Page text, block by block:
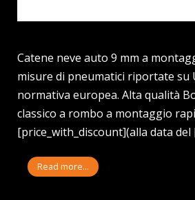
Catene neve auto 9 mm a
misure di pneumatici riportate su
normativa europea. Alta qualità
classico a rombo a montaggio
[price_with_discount](alla data
Read more...